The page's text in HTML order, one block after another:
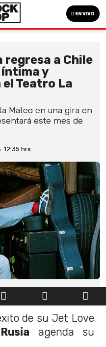
EN VIVO
regresa a Chile
y
Teatro La
Mateo en una gira en
este mes de
12:35 hrs
de su Jet Love
agenda su